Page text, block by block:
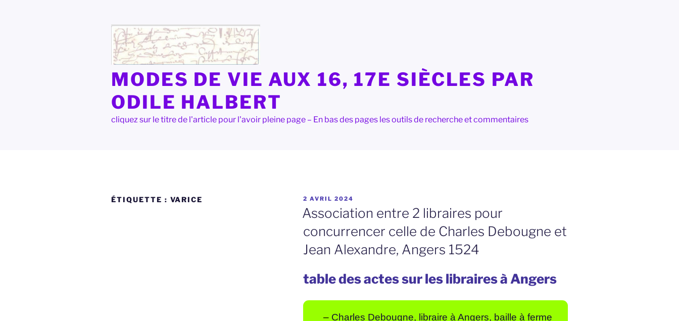
MODES DE VIE AUX 16, 17E SIÈCLES PAR
ODILE HALBERT
cliquez sur le titre de l'article pour l'avoir pleine page – En bas des pages les outils de recherche et commentaires
ÉTIQUETTE : VARICE
PUBLIÉ
LE
2 AVRIL 2024
Association entre 2 libraires pour
concurrencer celle de Charles Debougne et
Jean Alexandre, Angers 1524
table des actes sur les libraires à Angers
– Charles Debougne, libraire à Angers, baille à ferme